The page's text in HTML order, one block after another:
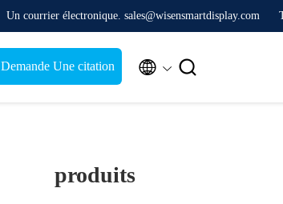
Un courrier électronique. sales@wisensmartdisplay.com
Demande Une citation  
produits